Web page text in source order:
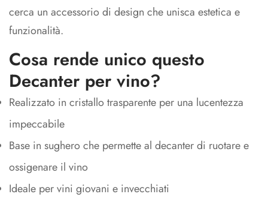
cerca un accessorio di design che unisca estetica e
funzionalità.
Cosa rende unico questo
Decanter per vino?
Realizzato in cristallo trasparente per una lucentezza
impeccabile
Base in sughero che permette al decanter di ruotare e
ossigenare il vino
Ideale per vini giovani e invecchiati